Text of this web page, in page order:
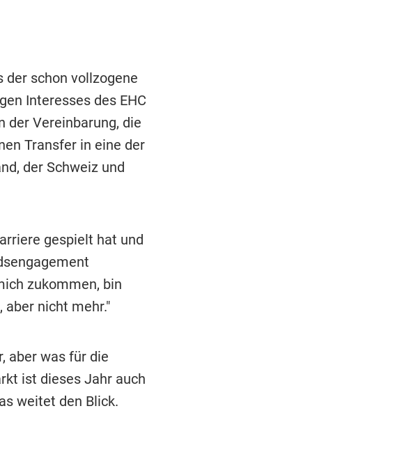
der schon vollzogene
Interesses des EHC
der Vereinbarung, die
Transfer in eine der
der Schweiz und
gespielt hat und
zukommen, bin
aber nicht mehr."
aber was für die
ist dieses Jahr auch
weitet den Blick.